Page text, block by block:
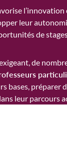
l’innovation
leur
de
de
bases, préparer
leur parcours